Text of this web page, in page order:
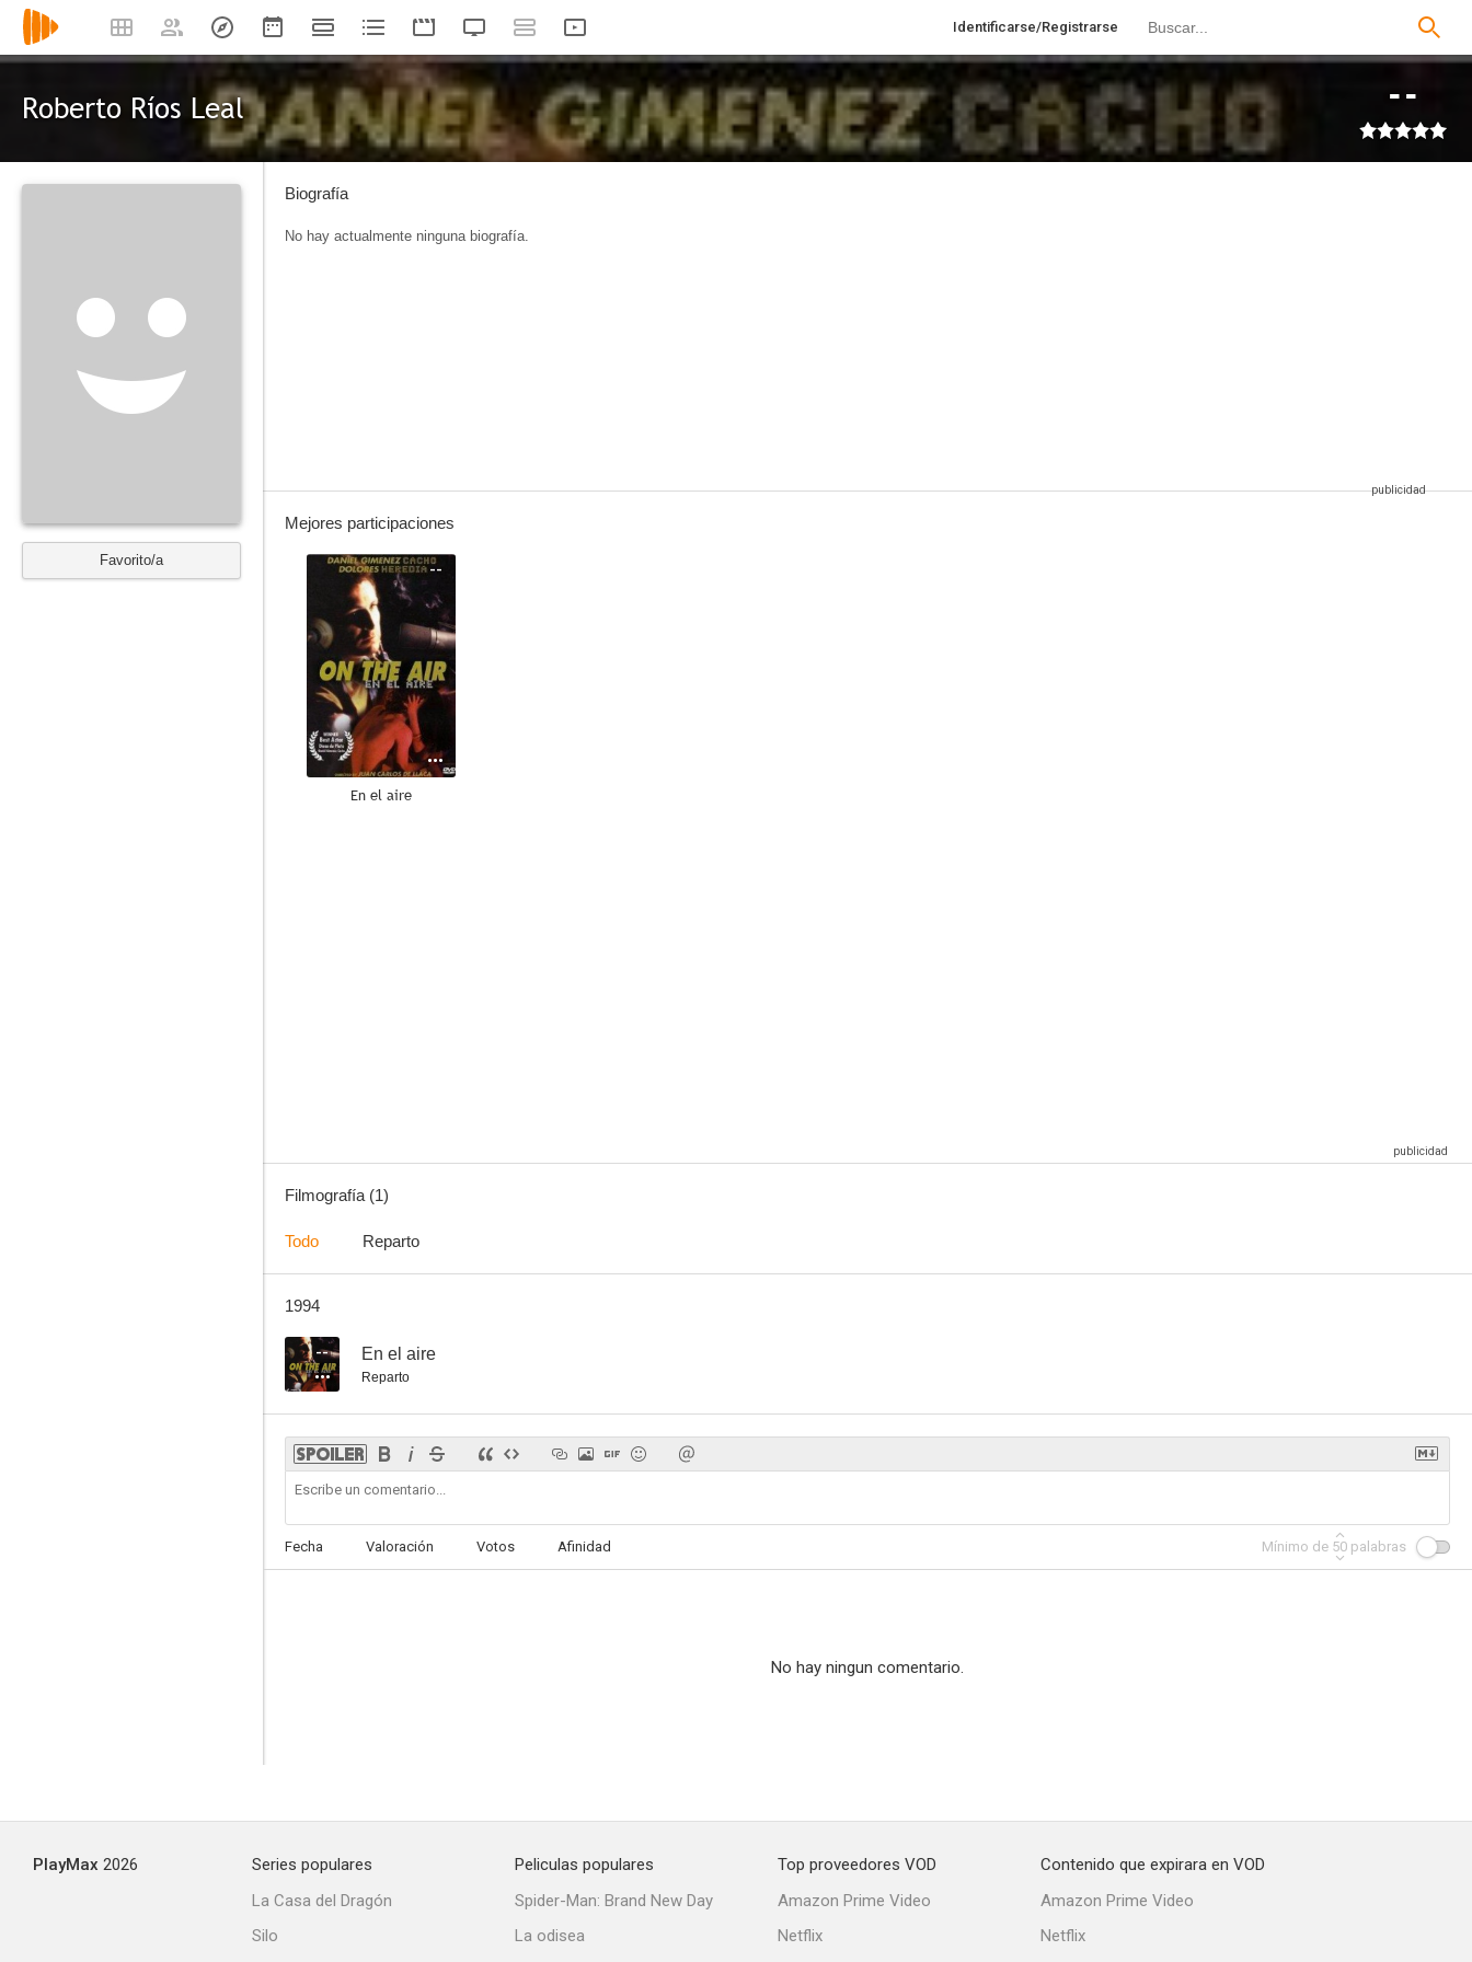
Identificarse/Registrarse
Roberto Ríos Leal --
Favorito/a
Biografía
No hay actualmente ninguna biografía.
Mejores participaciones
--
En el aire
Filmografía (1)
Todo Reparto
1994
-- En el aire
Reparto
Fecha Valoración Votos Afinidad Mínimo de 50 palabras
No hay ningun comentario.
PlayMax 2026
Series populares
La Casa del Dragón
Silo
Peliculas populares
Spider-Man: Brand New Day
La odisea
Top proveedores VOD
Amazon Prime Video
Netflix
Contenido que expirara en VOD
Amazon Prime Video
Netflix